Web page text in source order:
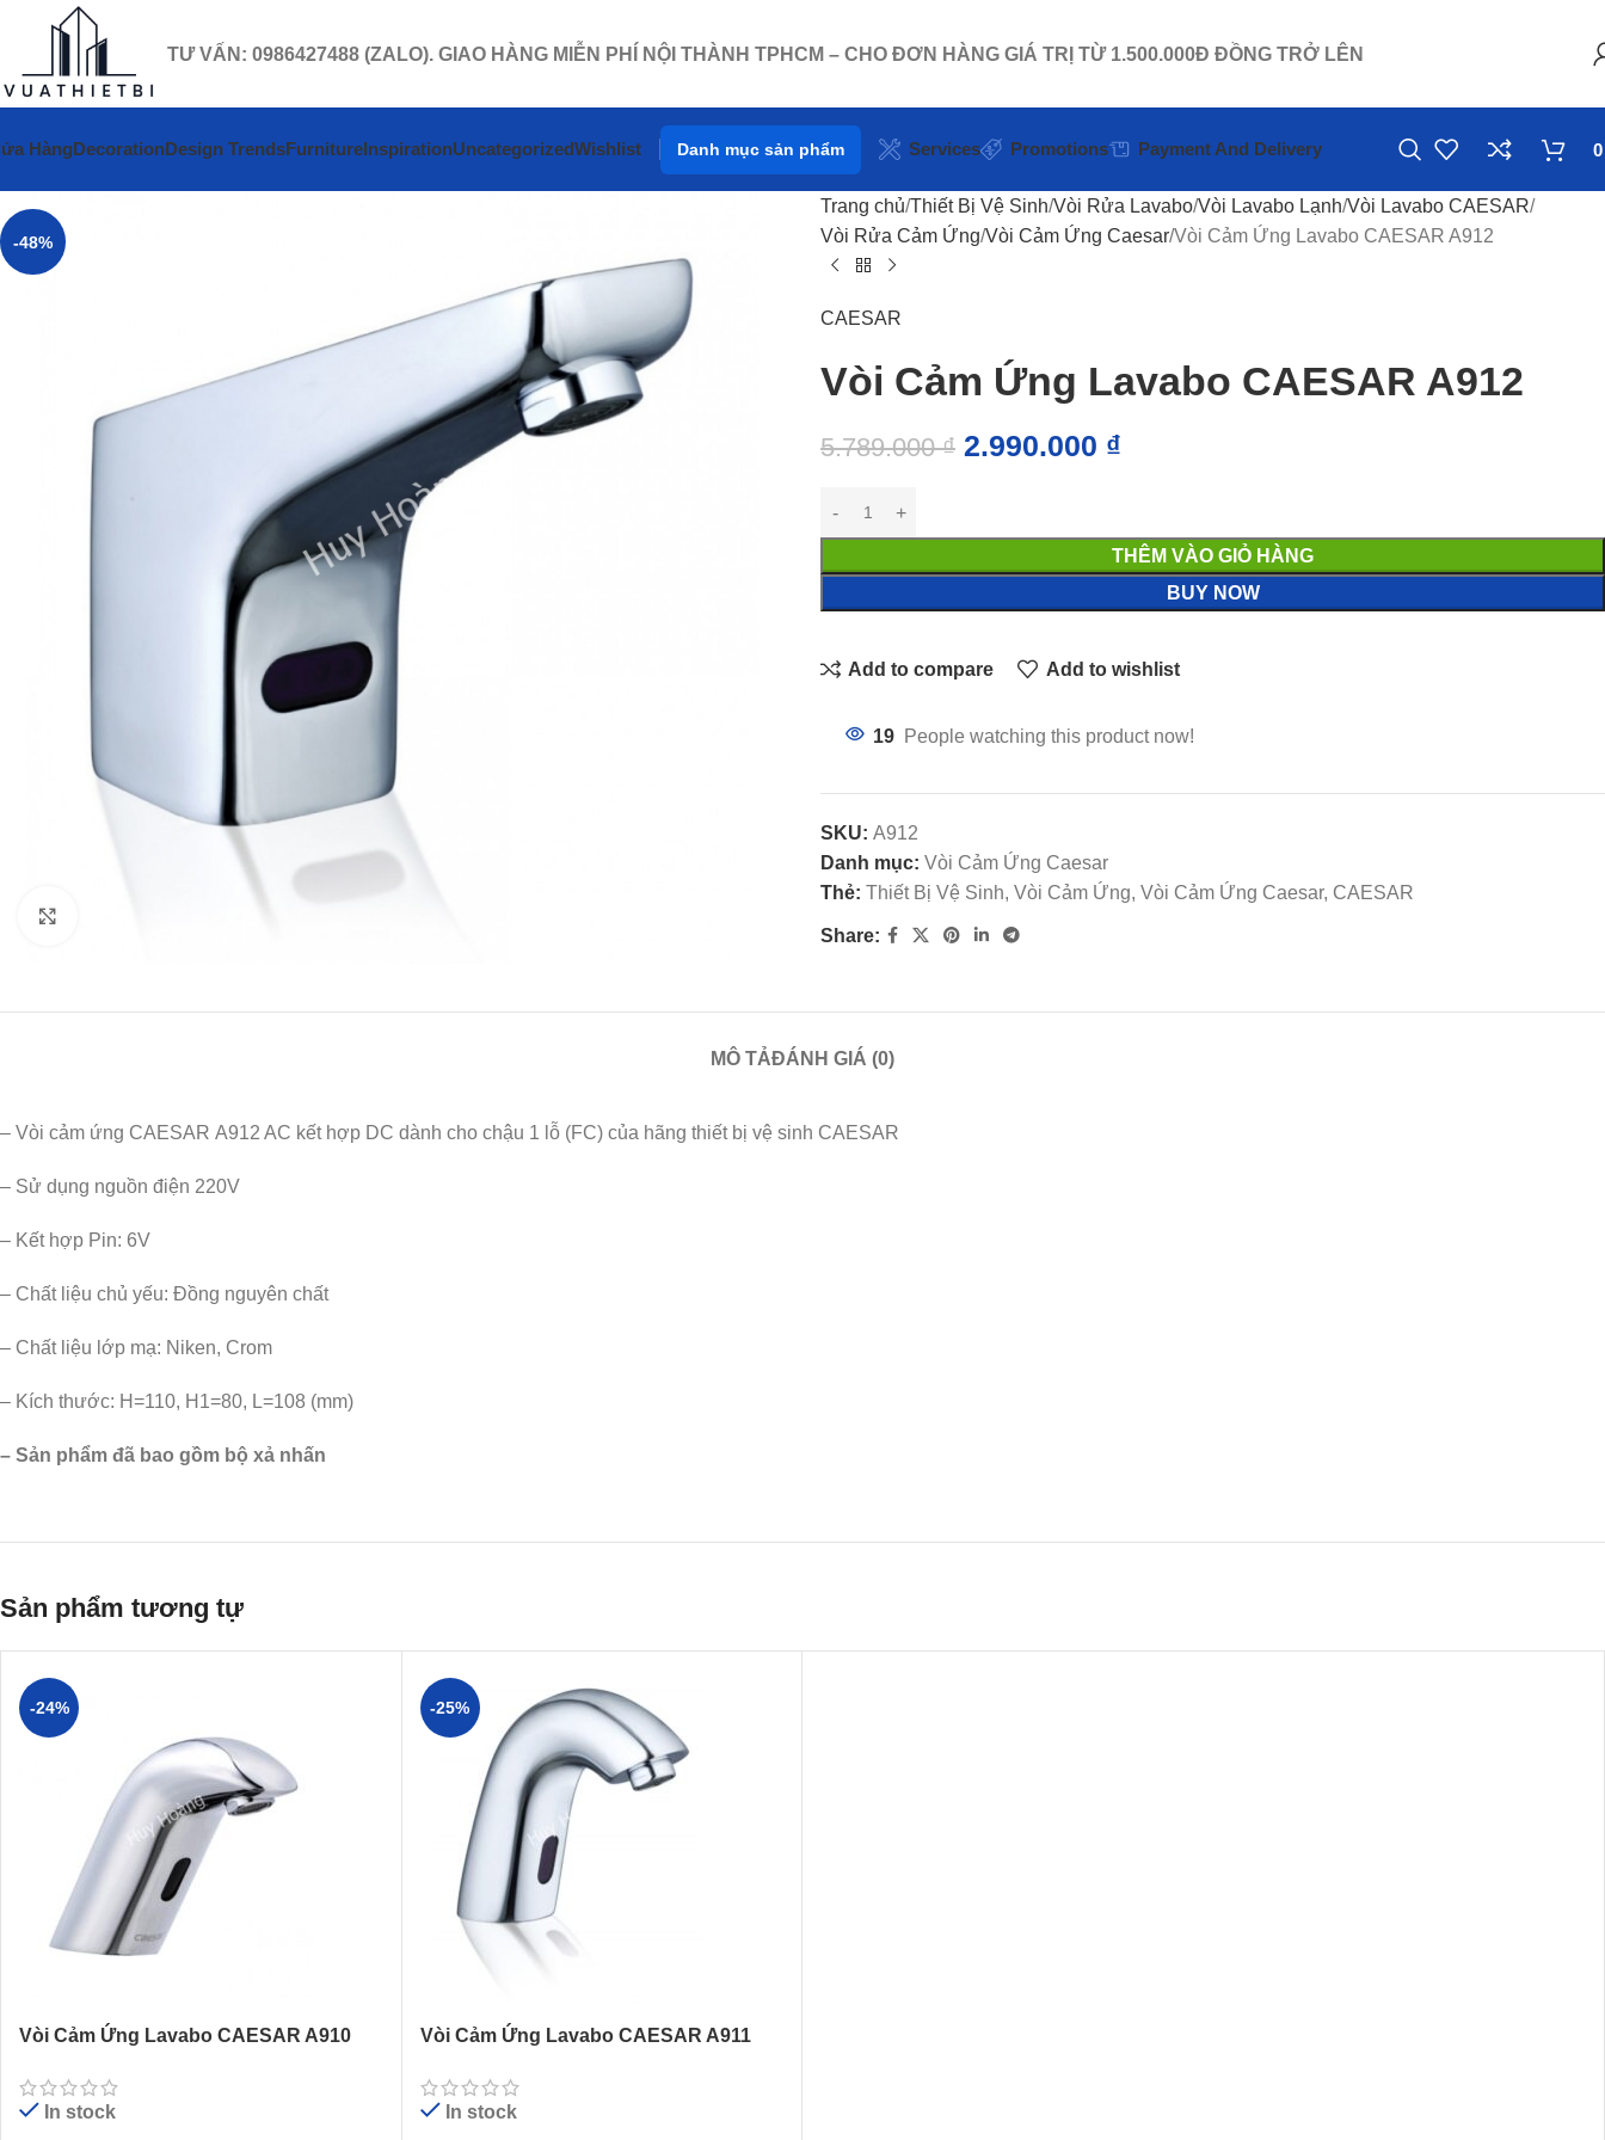
TƯ VẤN: 0986427488 (ZALO). GIAO HÀNG MIỄN PHÍ NỘI THÀNH TPHCM – CHO ĐƠN HÀNG GIÁ TRỊ TỪ 1.500.000Đ ĐỒNG TRỞ LÊN
HàngDecorationDesign TrendsFurnitureInspirationUncategorizedWishlist Danh mục sản phẩm Services Promotions Payment And Delivery
-48%
Trang chủ Thiết Bị Vệ Sinh Vòi Rửa Lavabo Vòi Lavabo Lạnh Vòi Lavabo CAESAR
Vòi Rửa Cảm Ứng Vòi Cảm Ứng Caesar Vòi Cảm Ứng Lavabo CAESAR A912
CAESAR
Vòi Cảm Ứng Lavabo CAESAR A912
5.789.000₫ 2.990.000 ₫
THÊM VÀO GIỎ HÀNG
BUY NOW
Add to compare Add to wishlist
19 People watching this product now!
SKU: A912
Danh mục: Vòi Cảm Ứng Caesar
Thẻ: Thiết Bị Vệ Sinh, Vòi Cảm Ứng, Vòi Cảm Ứng Caesar, CAESAR
Share:
MÔ TẢĐÁNH GIÁ (0)
– Vòi cảm ứng CAESAR A912 AC kết hợp DC dành cho chậu 1 lỗ (FC) của hãng thiết bị vệ sinh CAESAR
– Sử dụng nguồn điện 220V
– Kết hợp Pin: 6V
– Chất liệu chủ yếu: Đồng nguyên chất
– Chất liệu lớp mạ: Niken, Crom
– Kích thước: H=110, H1=80, L=108 (mm)
– Sản phẩm đã bao gồm bộ xả nhấn
Sản phẩm tương tự
-24%
Vòi Cảm Ứng Lavabo CAESAR A910
In stock
-25%
Vòi Cảm Ứng Lavabo CAESAR A911
In stock